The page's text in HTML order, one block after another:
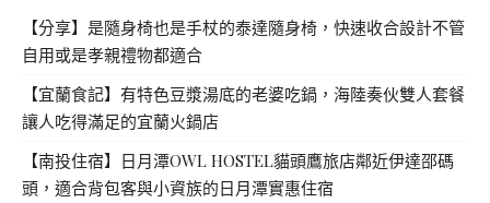
【分享】是隨身椅也是手杖的泰達隨身椅，快速收合設計不管
自用或是孝親禮物都適合
【宜蘭食記】有特色豆漿湯底的老婆吃鍋，海陸奏伙雙人套餐
讓人吃得滿足的宜蘭火鍋店
【南投住宿】日月潭OWL HOSTEL貓頭鷹旅店鄰近伊達邵碼
頭，適合背包客與小資族的日月潭實惠住宿